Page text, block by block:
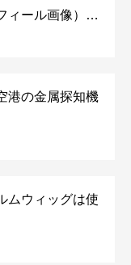
ィール画像）を
港の金属探知機
ムウィッグは使